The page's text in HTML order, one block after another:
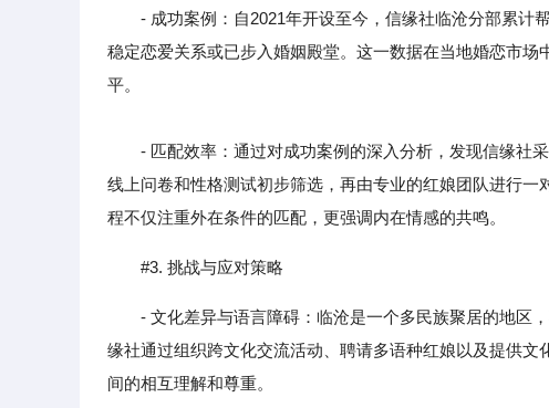
- 成功案例：自2021年开设至今，信缘社临沧分部累计
稳定恋爱关系或已步入婚姻殿堂。这一数据在当地婚恋市
平。
- 匹配效率：通过对成功案例的深入分析，发现信缘社采
线上问卷和性格测试初步筛选，再由专业的红娘团队进行
程不仅注重外在条件的匹配，更强调内在情感的共鸣。
#3. 挑战与应对策略
- 文化差异与语言障碍：临沧是一个多民族聚居的地区
缘社通过组织跨文化交流活动、聘请多语种红娘以及提供
间的相互理解和尊重。